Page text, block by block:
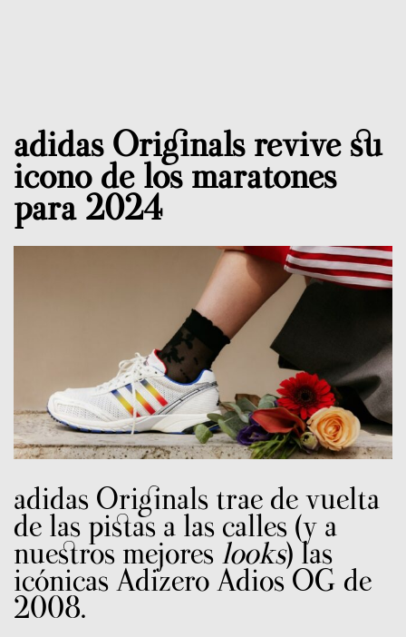
adidas Originals revive su
icono de los maratones
para 2024
adidas Originals trae de vuelta
de las pistas a las calles (y a
nuestros mejores looks) las
icónicas Adizero Adios OG de
2008.